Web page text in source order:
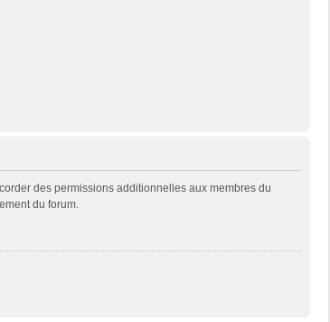
des permissions additionnelles aux membres du
du forum.